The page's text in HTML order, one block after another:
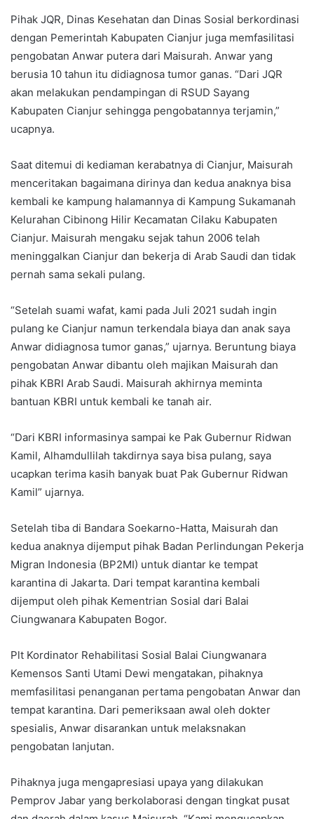
Pihak JQR, Dinas Kesehatan dan Dinas Sosial berkordinasi
dengan Pemerintah Kabupaten Cianjur juga memfasilitasi
pengobatan Anwar putera dari Maisurah. Anwar yang
berusia 10 tahun itu didiagnosa tumor ganas. “Dari JQR
akan melakukan pendampingan di RSUD Sayang
Kabupaten Cianjur sehingga pengobatannya terjamin,”
ucapnya.
Saat ditemui di kediaman kerabatnya di Cianjur, Maisurah
menceritakan bagaimana dirinya dan kedua anaknya bisa
kembali ke kampung halamannya di Kampung Sukamanah
Kelurahan Cibinong Hilir Kecamatan Cilaku Kabupaten
Cianjur. Maisurah mengaku sejak tahun 2006 telah
meninggalkan Cianjur dan bekerja di Arab Saudi dan tidak
pernah sama sekali pulang.
“Setelah suami wafat, kami pada Juli 2021 sudah ingin
pulang ke Cianjur namun terkendala biaya dan anak saya
Anwar didiagnosa tumor ganas,” ujarnya. Beruntung biaya
pengobatan Anwar dibantu oleh majikan Maisurah dan
pihak KBRI Arab Saudi. Maisurah akhirnya meminta
bantuan KBRI untuk kembali ke tanah air.
“Dari KBRI informasinya sampai ke Pak Gubernur Ridwan
Kamil, Alhamdullilah takdirnya saya bisa pulang, saya
ucapkan terima kasih banyak buat Pak Gubernur Ridwan
Kamil” ujarnya.
Setelah tiba di Bandara Soekarno-Hatta, Maisurah dan
kedua anaknya dijemput pihak Badan Perlindungan Pekerja
Migran Indonesia (BP2MI) untuk diantar ke tempat
karantina di Jakarta. Dari tempat karantina kembali
dijemput oleh pihak Kementrian Sosial dari Balai
Ciungwanara Kabupaten Bogor.
Plt Kordinator Rehabilitasi Sosial Balai Ciungwanara
Kemensos Santi Utami Dewi mengatakan, pihaknya
memfasilitasi penanganan pertama pengobatan Anwar dan
tempat karantina. Dari pemeriksaan awal oleh dokter
spesialis, Anwar disarankan untuk melaksnakan
pengobatan lanjutan.
Pihaknya juga mengapresiasi upaya yang dilakukan
Pemprov Jabar yang berkolaborasi dengan tingkat pusat